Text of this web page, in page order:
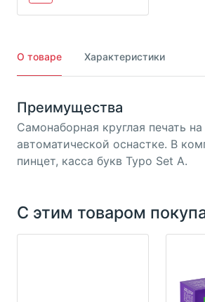
О товаре Характеристики
Преимущества
Самонаборная круглая печать на
автоматической оснастке. В
пинцет, касса букв Typo Set A.
С этим товаром